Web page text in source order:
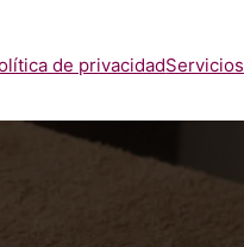
de privacidadServicios